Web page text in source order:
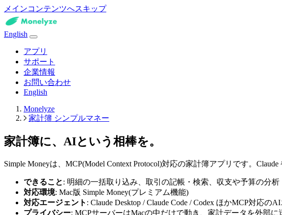
メインコンテンツへスキップ
English
アプリ
サポート
企業情報
お問い合わせ
English
Monelyze
家計簿 シンプルマネー
家計簿に、AIという相棒を。
Simple Moneyは、MCP(Model Context Protocol)対応の家計簿アプリです。
できること: 明細の一括取り込み、取引の記帳・検索、収支や予算の分析
対応環境: Mac版 Simple Money(プレミアム機能)
対応エージェント : Claude Desktop / Claude Code / Codex ほかMCP対応の
プライバシー: MCPサーバーはMacの中だけで動き、家計データを外部に